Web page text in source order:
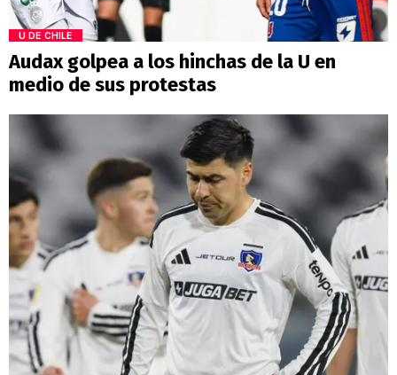
U DE CHILE
Audax golpea a los hinchas de la U en
medio de sus protestas